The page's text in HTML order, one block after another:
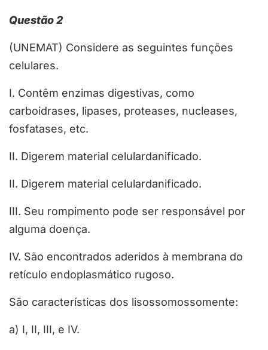
Questão 2
(UNEMAT) Considere as seguintes funções
celulares.
I. Contêm enzimas digestivas, como
carboidrases, lipases, proteases, nucleases,
fosfatases, etc.
II. Digerem material celulardanificado.
II. Digerem material celulardanificado.
III. Seu rompimento pode ser responsável por
alguma doença.
IV. São encontrados aderidos à membrana do
retículo endoplasmático rugoso.
São características dos lisossomossomente:
a) I, II, III, e IV.